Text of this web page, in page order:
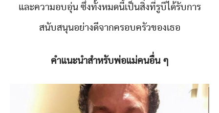
และความอบอุ่น ซึ่งทั้งหมดนี้เป็นสิ่งที่รูบีได้รับการ
สนับสนุนอย่างดีจากครอบครัวของเธอ
คำแนะนำสำหรับพ่อแม่คนอื่น ๆ